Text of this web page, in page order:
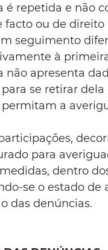
repetida e não
facto ou de direito
seguimento
à
apresenta
se retirar dela
a
para
dentro
se o estado de
das denúncias.